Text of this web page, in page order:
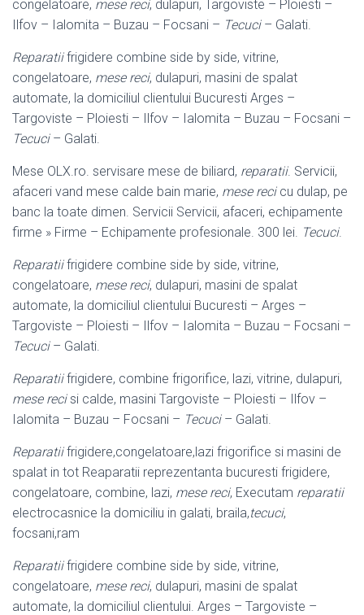
congelatoare, mese reci, dulapuri, Targoviste – Ploiesti –
Ilfov – Ialomita – Buzau – Focsani – Tecuci– Galati.
Reparatiifrigidere combine side by side, vitrine,
congelatoare, mese reci, dulapuri, masini de spalat
automate, la domiciliul clientului Bucuresti Arges –
Targoviste – Ploiesti – Ilfov – Ialomita – Buzau – Focsani –
Tecuci– Galati.
Mese OLX.ro. servisare mese de biliard, reparatii. Servicii,
afaceri vand mese calde bain marie, mese recicu dulap, pe
banc la toate dimen. Servicii Servicii, afaceri, echipamente
firme » Firme – Echipamente profesionale. 300 lei. Tecuci.
Reparatiifrigidere combine side by side, vitrine,
congelatoare, mese reci, dulapuri, masini de spalat
automate, la domiciliul clientului Bucuresti – Arges –
Targoviste – Ploiesti – Ilfov – Ialomita – Buzau – Focsani –
Tecuci– Galati.
Reparatiifrigidere, combine frigorifice, lazi, vitrine, dulapuri,
mese recisi calde, masini Targoviste – Ploiesti – Ilfov –
Ialomita – Buzau – Focsani – Tecuci– Galati.
Reparatiifrigidere,congelatoare,lazi frigorifice si masini de
spalat in tot Reaparatii reprezentanta bucuresti frigidere,
congelatoare, combine, lazi, mese reci, Executam reparatii
electrocasnice la domiciliu in galati, braila,tecuci,
focsani,ram
Reparatiifrigidere combine side by side, vitrine,
congelatoare, mese reci, dulapuri, masini de spalat
automate, la domiciliul clientului. Arges – Targoviste –